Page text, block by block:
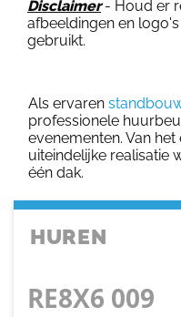
Disclaimer- Houd er
afbeeldingen en
gebruikt.
Als ervaren
professionele
evenementen. Van
uiteindelijke realisatie
één dak.
HUREN
RE8X6 009